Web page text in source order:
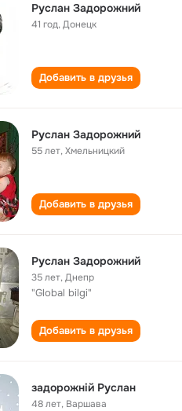
Руслан Задорожний
41 год,Донецк
Добавить в друзья
Руслан Задорожний
55 лет,Хмельницкий
Добавить в друзья
Руслан Задорожний
35 лет,Днепр
"Global bilgi"
Добавить в друзья
задорожній Руслан
48 лет, Варшава